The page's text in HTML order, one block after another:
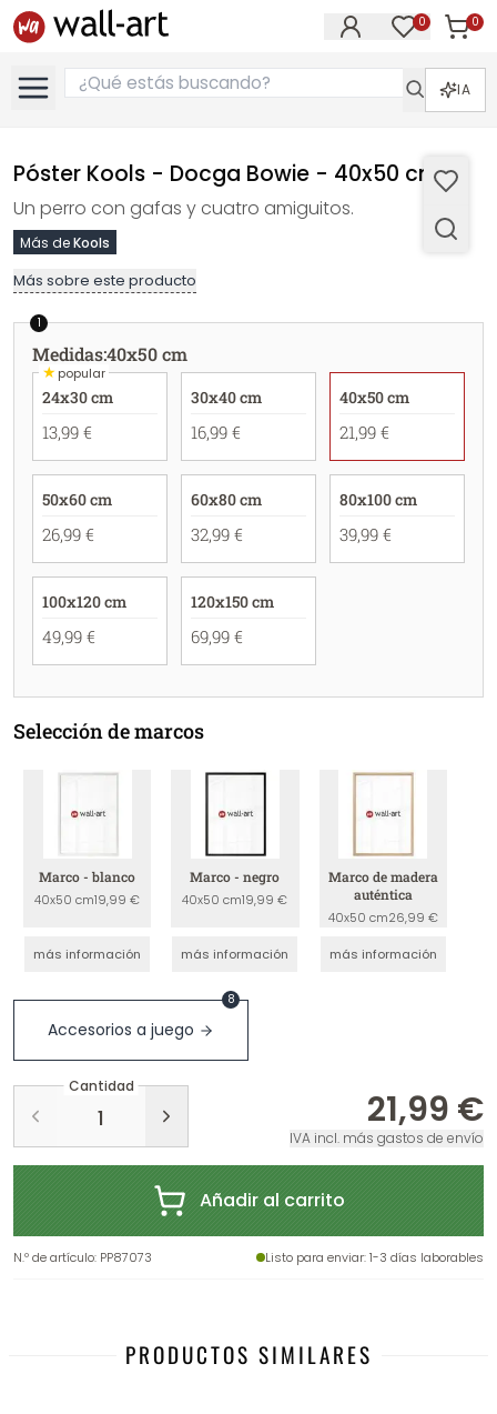
0 0
IA
Póster Kools - Docga Bowie - 40x50 cm
Un perro con gafas y cuatro amiguitos.
Más deKools
Más sobre este producto
1
Medidas:40x50 cm
★popular
24x30 cm
13,99 €
30x40 cm
16,99 €
40x50 cm
21,99 €
50x60 cm
26,99 €
60x80 cm
32,99 €
80x100 cm
39,99 €
100x120 cm
49,99 €
120x150 cm
69,99 €
Selección de marcos
Marco - blanco
40x50 cm19,99 €
más información
Marco - negro
40x50 cm19,99 €
más información
Marco de madera
auténtica
40x50 cm26,99 €
más información
Accesorios a juego
8
Cantidad
21,99 €
IVA incl. más gastos de envío
Añadir al carrito
N.º de artículo: PP87073 Listo para enviar: 1-3 días laborables
PRODUCTOS SIMILARES